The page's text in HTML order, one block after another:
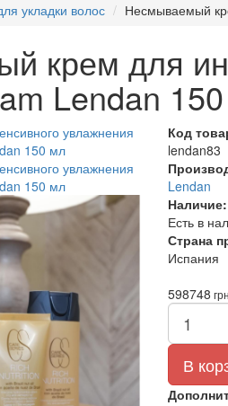
укладки волос Несмываемый
крем для
Lendan
Код
lendan83
Lendan
Наличие:
Есть в
Страна
Испания
598748 грн
В